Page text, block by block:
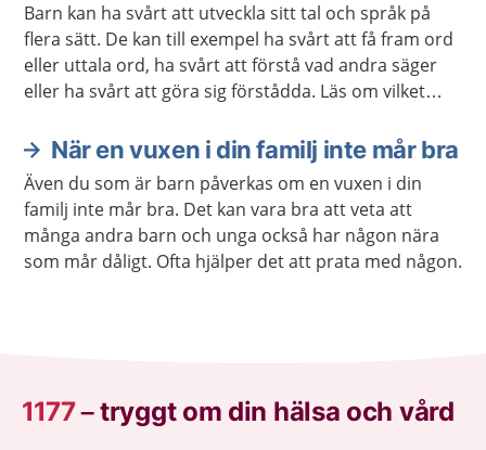
Barn kan ha svårt att utveckla sitt tal och språk på
flera sätt. De kan till exempel ha svårt att få fram ord
eller uttala ord, ha svårt att förstå vad andra säger
eller ha svårt att göra sig förstådda. Läs om vilket
När en vuxen i din familj inte mår bra
Även du som är barn påverkas om en vuxen i din
familj inte mår bra. Det kan vara bra att veta att
många andra barn och unga också har någon nära
som mår dåligt. Ofta hjälper det att prata med någon.
1177–tryggt om din hälsa och vård